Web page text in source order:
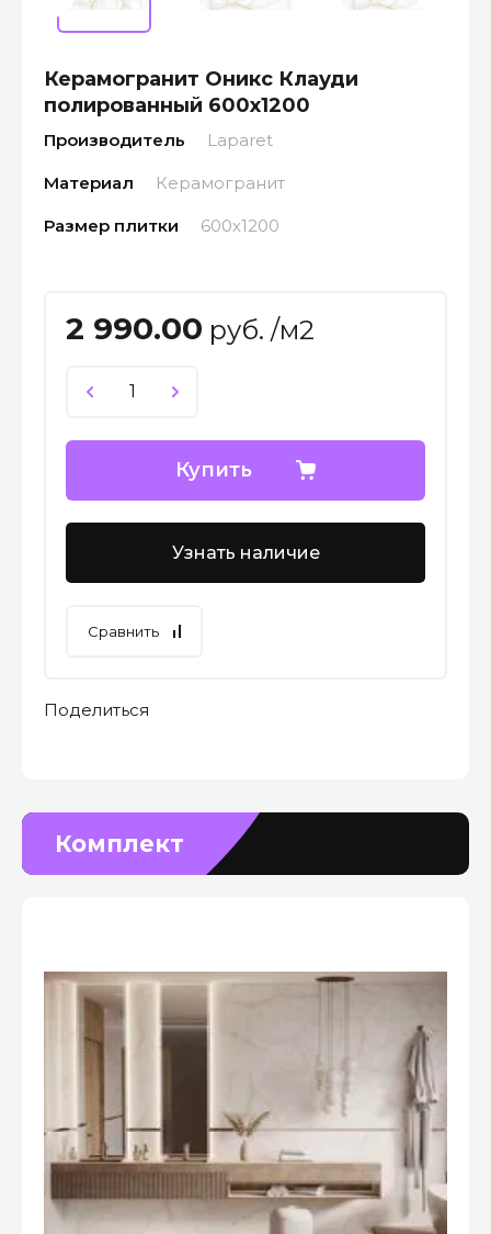
Керамогранит Оникс Клауди
полированный 600x1200
Производитель Laparet
Материал Керамогранит
Размер плитки 600х1200
2 990.00 руб. /м2
Купить
Узнать наличие
Сравнить
Поделиться
Комплект